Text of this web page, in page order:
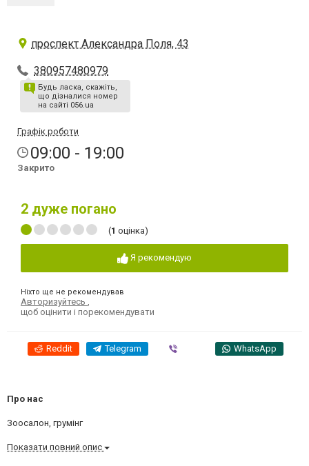
проспект Александра Поля, 43
380957480979
Будь ласка, скажіть,
що дізналися номер
на сайті 056.ua
Графік роботи
09:00 - 19:00
Закрито
2 дуже погано
(1 оцінка)
Я рекомендую
Ніхто ще не рекомендував
Авторизуйтесь
щоб оцінити і порекомендувати
Reddit Telegram WhatsApp
Про нас
Зоосалон, грумінг
Показати повний опис